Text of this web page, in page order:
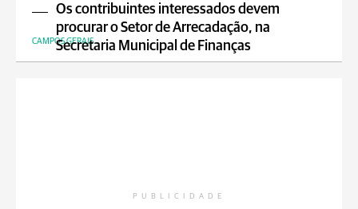
Os contribuintes interessados devem
procurar o Setor de Arrecadação, na
Secretaria Municipal de Finanças
CAMPOS GERAIS
PUBLICIDADE